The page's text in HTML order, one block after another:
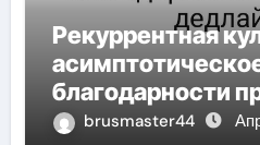
Рекуррентная
благодарности
дедлайнов
brusmaster44